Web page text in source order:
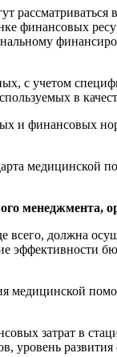
финансовых
с учетом
в
и финансовых
медицинской
менеджмента,
должна
медицинской
затрат в
уровень